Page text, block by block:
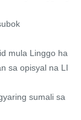
mula Linggo ha
sa opisyal na LI
sumali sa